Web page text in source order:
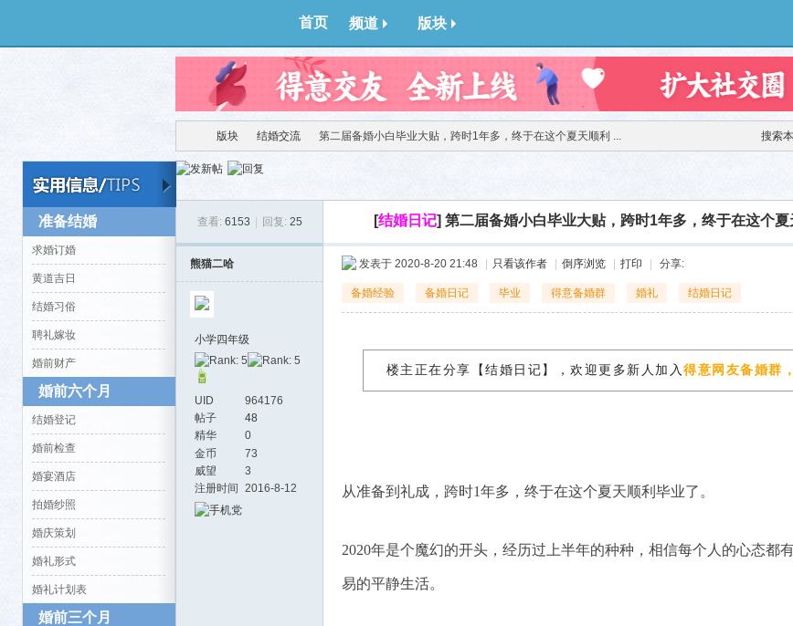
首页 频道 版块
搜索
版块 结婚交流 第二届备婚小白毕业大贴，跨时1年多，终于在这个夏天顺利 ...
准备结婚
求婚订婚
黄道吉日
结婚习俗
聘礼嫁妆
婚前财产
婚前六个月
结婚登记
婚前检查
婚宴酒店
拍婚纱照
婚庆策划
婚礼形式
婚礼计划表
婚前三个月
查看: 6153 回复: 25 [结婚日记] 第二届备婚小白毕业大贴，跨时1年多，终于在这个
熊猫二哈
小学四年级
UID
964176
帖子
48
精华
0
金币
73
威望
3
注册时间
2016-8-12
发表于 2020-8-20 21:48 只看该作者 倒序浏览 打印 分享:
备婚经验 备婚日记 毕业 得意备婚群 婚礼 结婚日记
楼主正在分享【结婚日记】，欢迎更多新人加入得意网友备婚群，
从准备到礼成，跨时1年多，终于在这个夏天顺利毕业了。
2020年是个魔幻的开头，经历过上半年的种种，相信每个人的心态都
易的平静生活。